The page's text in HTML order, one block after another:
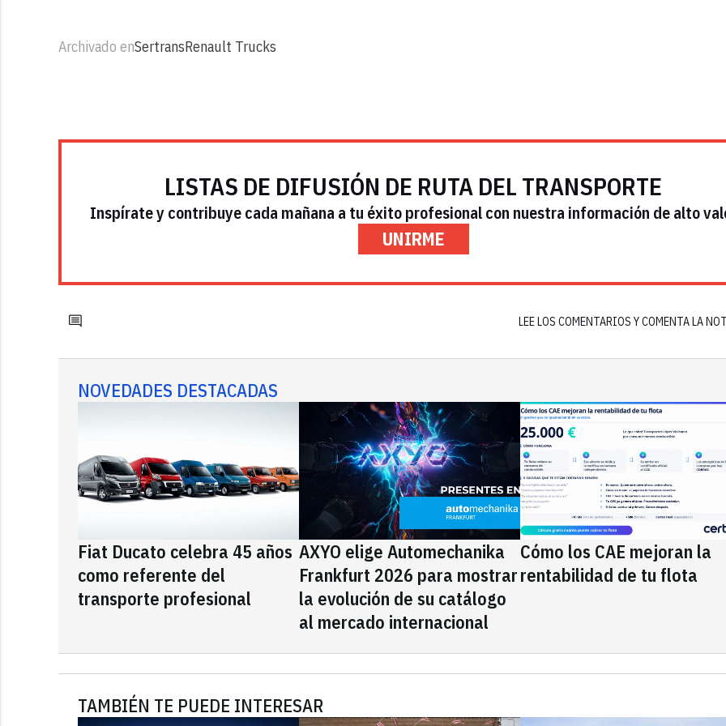
Archivado enSertransRenault Trucks
LISTAS DE DIFUSIÓN DE RUTA DEL TRANSPORTE
Inspírate y contribuye cada mañana a tu éxito profesional con nuestra información de alto
UNIRME
LEE LOS COMENTARIOS Y COMENTA LA
NOVEDADES DESTACADAS
Fiat Ducato celebra 45 años
como referente del
transporte profesional
AXYO elige Automechanika
Frankfurt 2026 para mostrar
la evolución de su catálogo
al mercado internacional
Cómo los CAE mejoran la
rentabilidad de tu flota
TAMBIÉN TE PUEDE INTERESAR